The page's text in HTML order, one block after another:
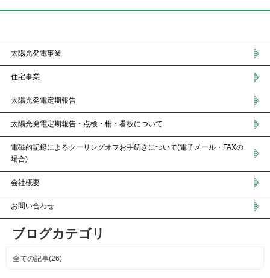
太陽光発電事業
住宅事業
太陽光発電定期報告
太陽光発電定期報告・点検・柵・看板について
電磁的記録によるクーリングオフお手続きについて(電子メール・FAXの
場合)
会社概要
お問い合わせ
ブログカテゴリ
全ての記事(26)